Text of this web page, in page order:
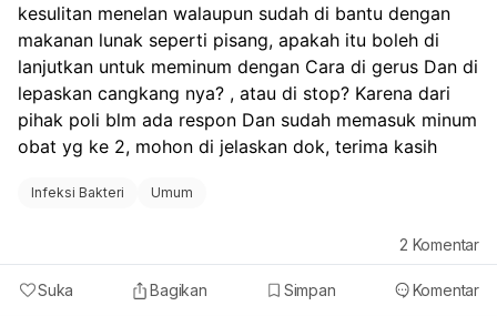
kesulitan menelan walaupun sudah di bantu dengan
makanan lunak seperti pisang, apakah itu boleh di
lanjutkan untuk meminum dengan Cara di gerus Dan di
lepaskan cangkang nya? , atau di stop? Karena dari
pihak poli blm ada respon Dan sudah memasuk minum
obat yg ke 2, mohon di jelaskan dok, terima kasih
Infeksi Bakteri Umum
Suka Bagikan Simpan Komentar
2 Komentar